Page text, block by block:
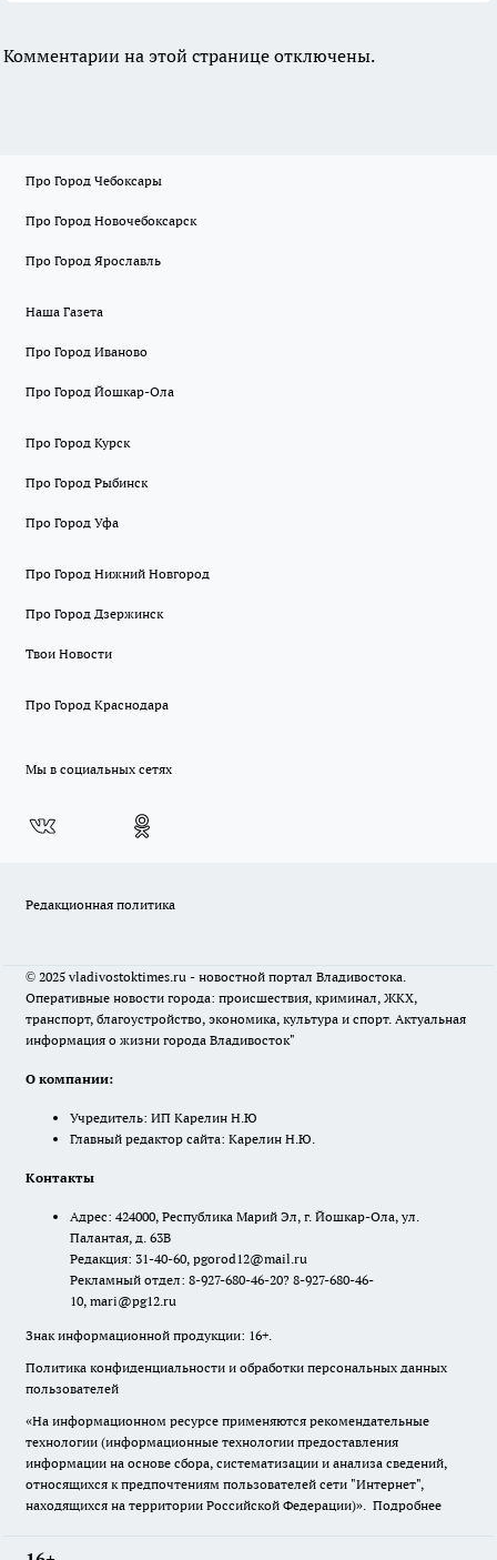
Комментарии на этой странице отключены.
Про Город Чебоксары
Про Город Новочебоксарск
Про Город Ярославль
Наша Газета
Про Город Иваново
Про Город Йошкар-Ола
Про Город Курск
Про Город Рыбинск
Про Город Уфа
Про Город Нижний Новгород
Про Город Дзержинск
Твои Новости
Про Город Краснодара
Мы в социальных сетях
Редакционная политика
© 2025 vladivostoktimes.ru - новостной портал Владивостока.
Оперативные новости города: происшествия, криминал, ЖКХ,
транспорт, благоустройство, экономика, культура и спорт. Актуальная
информация о жизни города Владивосток"
О компании:
Учредитель: ИП Карелин Н.Ю
Главный редактор сайта: Карелин Н.Ю.
Контакты
Адрес: 424000, Республика Марий Эл, г. Йошкар-Ола, ул.
Палантая, д. 63В
Редакция: 31-40-60, pgorod12@mail.ru
Рекламный отдел: 8-927-680-46-20? 8-927-680-46-
10, mari@pg12.ru
Знак информационной продукции: 16+.
Политика конфиденциальности и обработки персональных данных
пользователей
«На информационном ресурсе применяются рекомендательные
технологии (информационные технологии предоставления
информации на основе сбора, систематизации и анализа сведений,
относящихся к предпочтениям пользователей сети "Интернет",
находящихся на территории Российской Федерации)». Подробнее